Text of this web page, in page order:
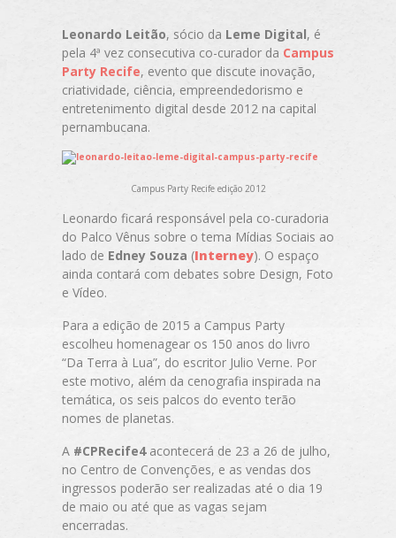
Leonardo Leitão, sócio da Leme Digital, é
pela 4ª vez consecutiva co-curador da Campus
Party Recife, evento que discute inovação,
criatividade, ciência, empreendedorismo e
entretenimento digital desde 2012 na capital
pernambucana.
Campus Party Recife edição 2012
Leonardo ficará responsável pela co-curadoria
do Palco Vênus sobre o tema Mídias Sociais ao
lado de Edney Souza (Interney). O espaço
ainda contará com debates sobre Design, Foto
e Vídeo.
Para a edição de 2015 a Campus Party
escolheu homenagear os 150 anos do livro
“Da Terra à Lua”, do escritor Julio Verne. Por
este motivo, além da cenografia inspirada na
temática, os seis palcos do evento terão
nomes de planetas.
A #CPRecife4acontecerá de 23 a 26 de julho,
no Centro de Convenções, e as vendas dos
ingressos poderão ser realizadas até o dia 19
de maio ou até que as vagas sejam
encerradas.